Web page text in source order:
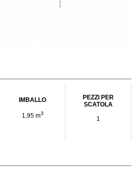
IMBALLO
1,95 m3
PEZZI PER
SCATOLA
1